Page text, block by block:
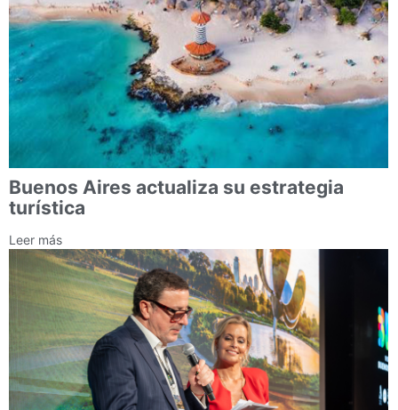
Buenos Aires actualiza su estrategia
turística
Leer más